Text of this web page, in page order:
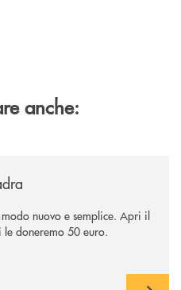
anche:
nuovo e semplice. Apri il
le doneremo 50 euro.